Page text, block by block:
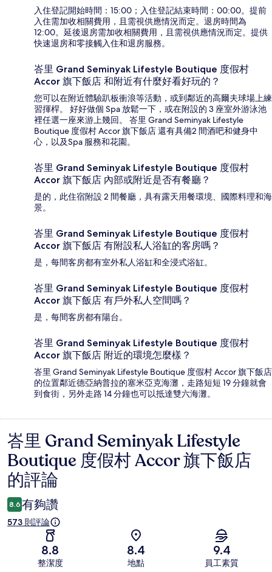
入住登記開始時間：15:00；入住登記結束時間：00:00。提前
入住需加收相關費用，且需視供應情況而定。退房時間為
12:00。延後退房需加收相關費用，且需視供應情況而定。提供
快速退房和零接觸入住和退房服務。
峇里 Grand Seminyak Lifestyle Boutique 度假村
Accor 旗下飯店 和附近有什麼好看好玩的？
您可以在附近體驗趴板衝浪等活動，或到鄰近的高爾夫球場上練
習揮桿。 好好做個 Spa 放鬆一下，或在附設的 3 座室外游泳池
裡任選一座來游上幾回。 峇里 Grand Seminyak Lifestyle
Boutique 度假村 Accor 旗下飯店 還有具備2 間酒吧和健身中
心，以及Spa 服務和花園。
峇里 Grand Seminyak Lifestyle Boutique 度假村
Accor 旗下飯店 內部或附近是否有餐廳？
是的，此住宿附設 2 間餐廳，具有露天用餐環境、國際料理和海
景。
峇里 Grand Seminyak Lifestyle Boutique 度假村
Accor 旗下飯店 有附設私人浴缸的客房嗎？
是，每間客房都有室外私人浴缸和全浸式浴缸。
峇里 Grand Seminyak Lifestyle Boutique 度假村
Accor 旗下飯店 有戶外私人空間嗎？
是，每間客房都有陽台。
峇里 Grand Seminyak Lifestyle Boutique 度假村
Accor 旗下飯店 附近的環境怎麼樣？
峇里 Grand Seminyak Lifestyle Boutique 度假村 Accor 旗下飯店
的位置鄰近德亞納普拉的塞米亞克海灘，走路短短 19 分鐘就會
到食街，另外走路 14 分鐘也可以抵達雙六海灘。
評
論
峇里 Grand Seminyak Lifestyle
Boutique 度假村 Accor 旗下飯店
的評論
8.6 有夠讚
573 則評論
8.8
整潔度
8.4
地點
9.4
員工素質